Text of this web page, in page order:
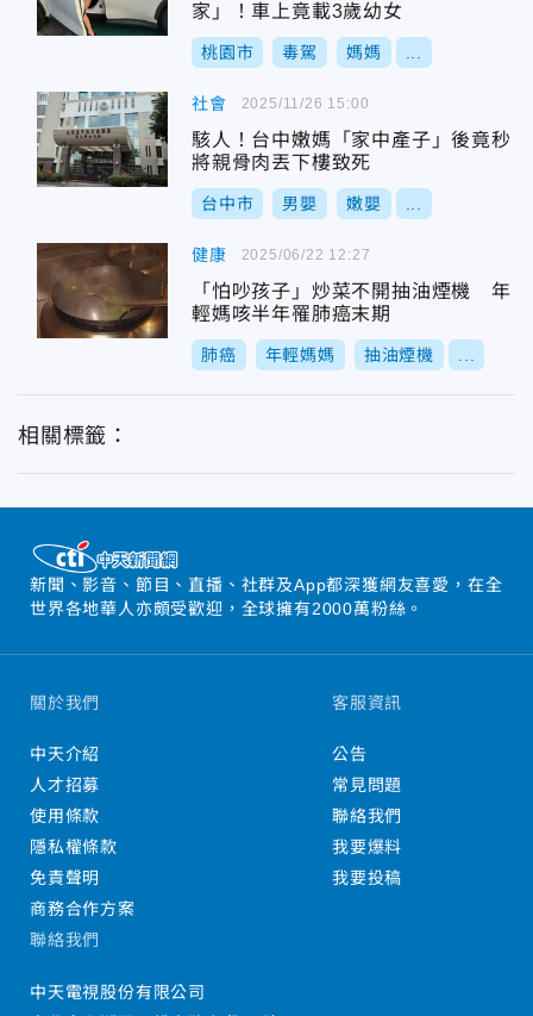
家」！車上竟載3歲幼女
桃園市 毒駕 媽媽
社會
駭人！台中嫩媽「家中產子」後竟秒
將親骨肉丟下樓致死
台中市 男嬰 嫩嬰
2025/11/26 15:00
健康
「怕吵孩子」炒菜不開抽油煙機 年
輕媽咳半年罹肺癌末期
肺癌 年輕媽媽 抽油煙機
2025/06/22 12:27
相關標籤：
新聞、影音、節目、直播、社群及App都深獲網友喜愛，在全
世界各地華人亦頗受歡迎，全球擁有2000萬粉絲。
關於我們
中天介紹
人才招募
使用條款
隱私權條款
免責聲明
商務合作方案
客服資訊
公告
常見問題
聯絡我們
我要爆料
我要投稿
聯絡我們
中天電視股份有限公司